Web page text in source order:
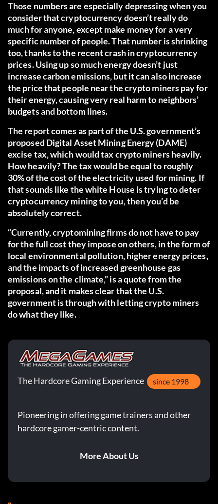
Those numbers are especially depressing when you
consider that cryptocurrency doesn’t really do
much for anyone, except make money for a very
specific number of people. That number is shrinking
too, thanks to the recent crash in cryptocurrency
prices. Using up so much energy doesn’t just
increase carbon emissions, but it can also increase
the price that people near the crypto miners pay for
their energy, causing very real harm to neighbors’
budgets and bottom lines.
The report comes as part of the U.S. government’s
proposed Digital Asset Mining Energy (DAME)
excise tax, which would tax crypto miners heavily.
How heavily? The tax would be equal to roughly
30% of the cost of the electricity used for mining. If
that sounds like the white House is trying to deter
cryptocurrency mining to you, then you’d be
absolutely correct.
“Currently, cryptomining firms do not have to pay
for the full cost they impose on others, in the form of
local environmental pollution, higher energy prices,
and the impacts of increased greenhouse gas
emissions on the climate,” is a quote from the
proposal, and it makes clear that the U.S.
government is through with letting crypto miners
do what they like.
The Hardcore Gaming Experience since 1998
Pioneering in offering game trainers and other
hardcore gamer-centric content.
More About Us